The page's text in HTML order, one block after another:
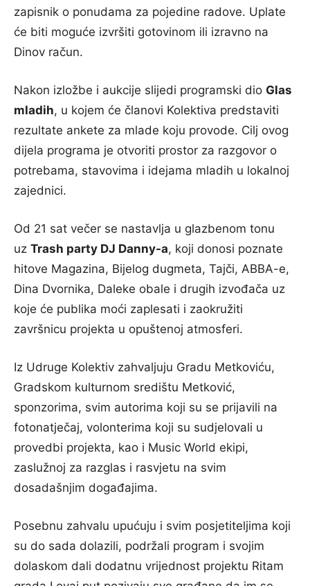
zapisnik o ponudama za pojedine radove. Uplate
će biti moguće izvršiti gotovinom ili izravno na
Dinov račun.
Nakon izložbe i aukcije slijedi programski dio Glas
mladih, u kojem će članovi Kolektiva predstaviti
rezultate ankete za mlade koju provode. Cilj ovog
dijela programa je otvoriti prostor za razgovor o
potrebama, stavovima i idejama mladih u lokalnoj
zajednici.
Od 21 sat večer se nastavlja u glazbenom tonu
uz Trash party DJ Danny-a, koji donosi poznate
hitove Magazina, Bijelog dugmeta, Tajči, ABBA-e,
Dina Dvornika, Daleke obale i drugih izvođača uz
koje će publika moći zaplesati i zaokružiti
završnicu projekta u opuštenoj atmosferi.
Iz Udruge Kolektiv zahvaljuju Gradu Metkoviću,
Gradskom kulturnom središtu Metković,
sponzorima, svim autorima koji su se prijavili na
fotonatječaj, volonterima koji su sudjelovali u
provedbi projekta, kao i Music World ekipi,
zaslužnoj za razglas i rasvjetu na svim
dosadašnjim događajima.
Posebnu zahvalu upućuju i svim posjetiteljima koji
su do sada dolazili, podržali program i svojim
dolaskom dali dodatnu vrijednost projektu Ritam